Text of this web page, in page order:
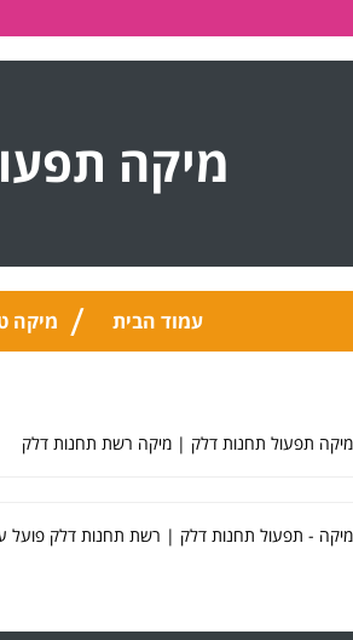
מיקה
עמוד הבית מיקה
מיקה תפעול תחנות דלק | מיקה רשת תחנות דלק
מיקה - תפעול תחנות דלק | רשת תחנות דלק פועל